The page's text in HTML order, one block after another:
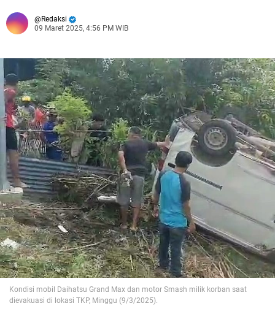
Redaksi
09 Maret 2025, 4:56 PM WIB
Kondisi mobil Daihatsu Grand Max dan motor Smash milik korban saat
dievakuasi di lokasi TKP, Minggu (9/3/2025).